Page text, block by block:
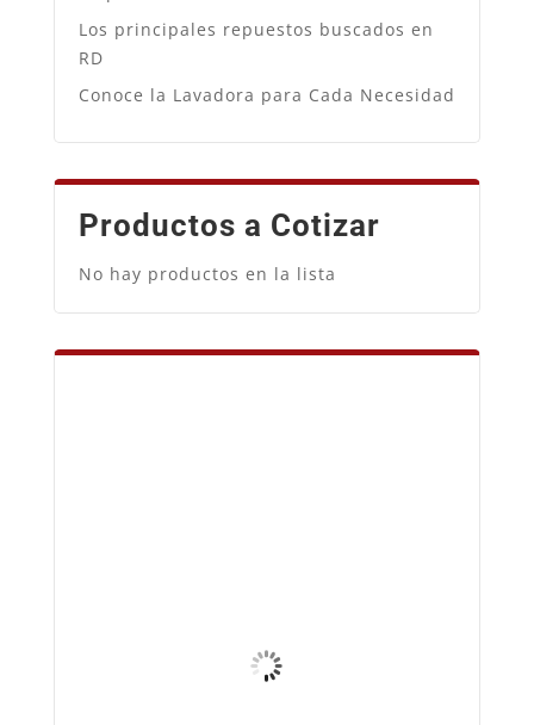
Los principales repuestos buscados en
RD
Conoce la Lavadora para Cada Necesidad
Productos a Cotizar
No hay productos en la lista